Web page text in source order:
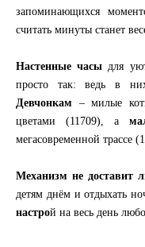
запоминающихся
считать минуты станет
Настенные часы для
просто так: ведь в
Девчонкам – милые
цветами (11709), а
мегасовременной трассе
Механизм не доставит
детям днём и отдыхать
настрой на весь день